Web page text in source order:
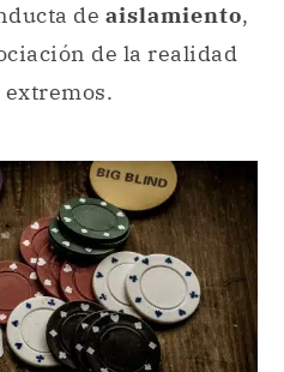
de aislamiento,
de la realidad
extremos.